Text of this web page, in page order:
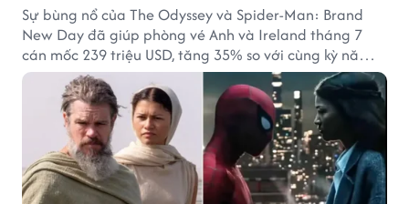
Sự bùng nổ của The Odyssey và Spider-Man: Brand
New Day đã giúp phòng vé Anh và Ireland tháng 7
cán mốc 239 triệu USD, tăng 35% so với cùng kỳ năm
ngoái.